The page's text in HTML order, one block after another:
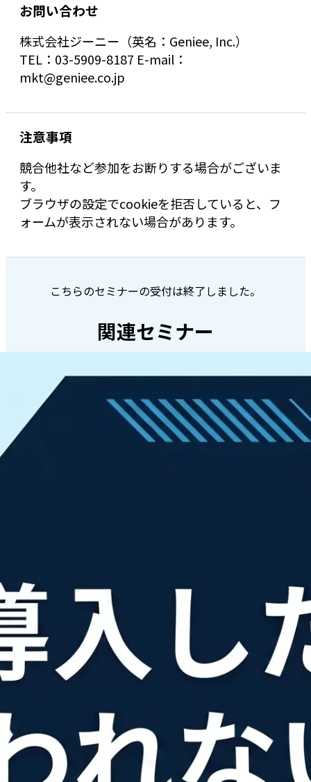
お問い合わせ
株式会社ジーニー（英名：Geniee, Inc.）
TEL：03-5909-8187 E-mail：
mkt@geniee.co.jp
注意事項
競合他社など参加をお断りする場合がございま
す。
ブラウザの設定でcookieを拒否していると、フ
ォームが表示されない場合があります。
こちらのセミナーの受付は終了しました。
関連セミナー